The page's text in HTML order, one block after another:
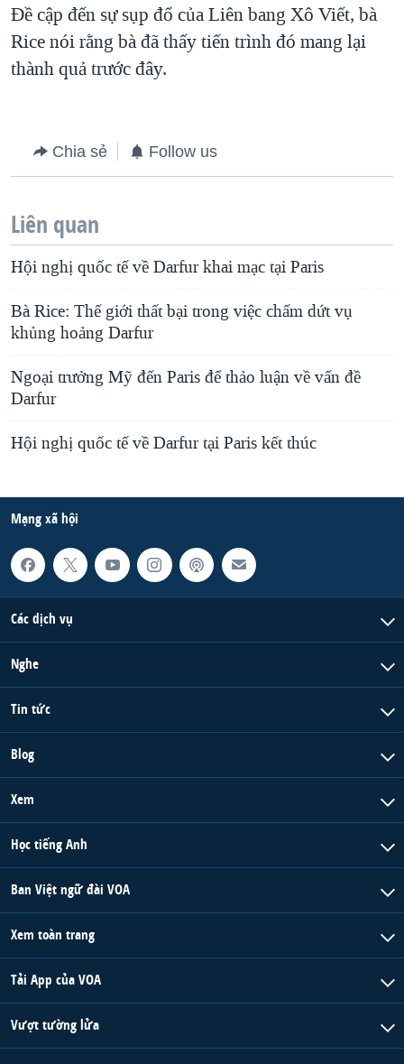
Đề cập đến sự sụp đổ của Liên bang Xô Viết, bà
Rice nói rằng bà đã thấy tiến trình đó mang lại
thành quả trước đây.
Chia sẻ Follow us
Liên quan
Hội nghị quốc tế về Darfur khai mạc tại Paris
Bà Rice: Thế giới thất bại trong việc chấm dứt vụ
khủng hoảng Darfur
Ngoại trưởng Mỹ đến Paris để thảo luận về vấn đề
Darfur
Hội nghị quốc tế về Darfur tại Paris kết thúc
Mạng xã hội
Các dịch vụ
Nghe
Tin tức
Blog
Xem
Học tiếng Anh
Ban Việt ngữ đài VOA
Xem toàn trang
Tải App của VOA
Vượt tường lửa